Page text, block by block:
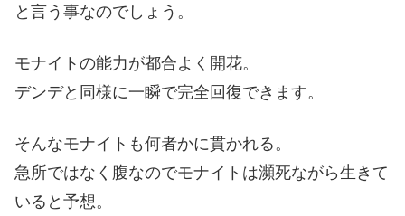
と言う事なのでしょう。
モナイトの能力が都合よく開花。
デンデと同様に一瞬で完全回復できます。
そんなモナイトも何者かに貫かれる。
急所ではなく腹なのでモナイトは瀕死ながら生きて
いると予想。